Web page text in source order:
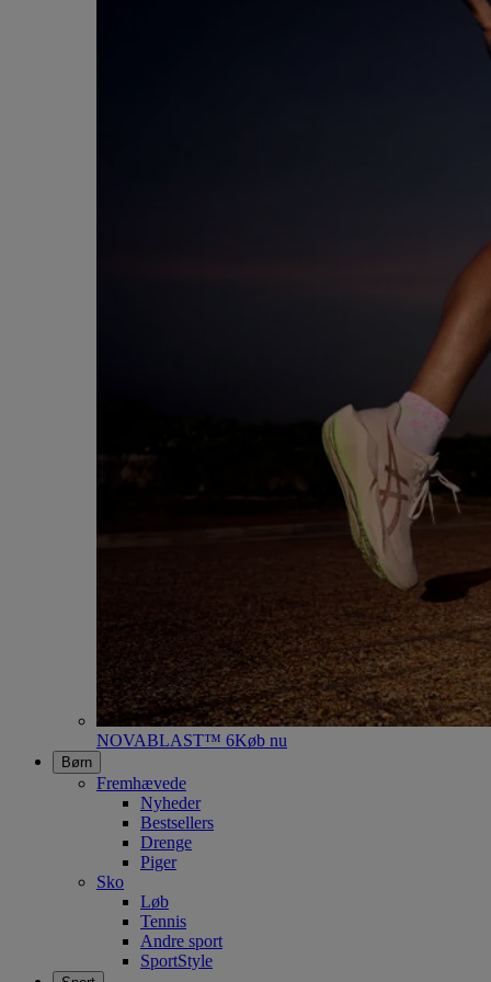
NOVABLAST™ 6Køb nu
Børn
Fremhævede
Nyheder
Bestsellers
Drenge
Piger
Sko
Løb
Tennis
Andre sport
SportStyle